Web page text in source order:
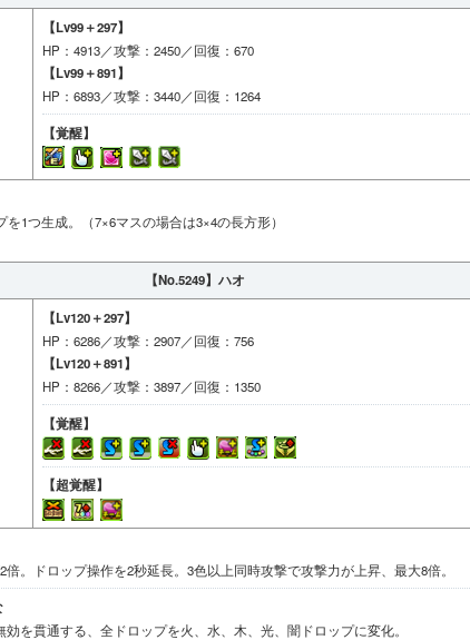
【Lv99＋297】
HP：4913／攻撃：2450／回復：670
【Lv99＋891】
HP：6893／攻撃：3440／回復：1264
【覚醒】
1つ生成。（7×6マスの場合は3×4の長方形）
【No.5249】 ハオ
【Lv120＋297】
HP：6286／攻撃：2907／回復：756
【Lv120＋891】
HP：8266／攻撃：3897／回復：1350
【覚醒】
【超覚醒】
。ドロップ操作を2秒延長。3色以上同時攻撃で攻撃力が上昇、最大8倍。
を貫通する、全ドロップを火、水、木、光、闇ドロップに変化。